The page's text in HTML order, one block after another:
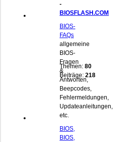
-
BIOSFLASH.COM
BIOS-
FAQs
allgemeine
BIOS-
Fragen
&
Antworten,
Beepcodes,
Fehlermeldungen,
Updateanleitungen,
etc.
Themen: 80
Beiträge: 218
BIOS,
BIOS,